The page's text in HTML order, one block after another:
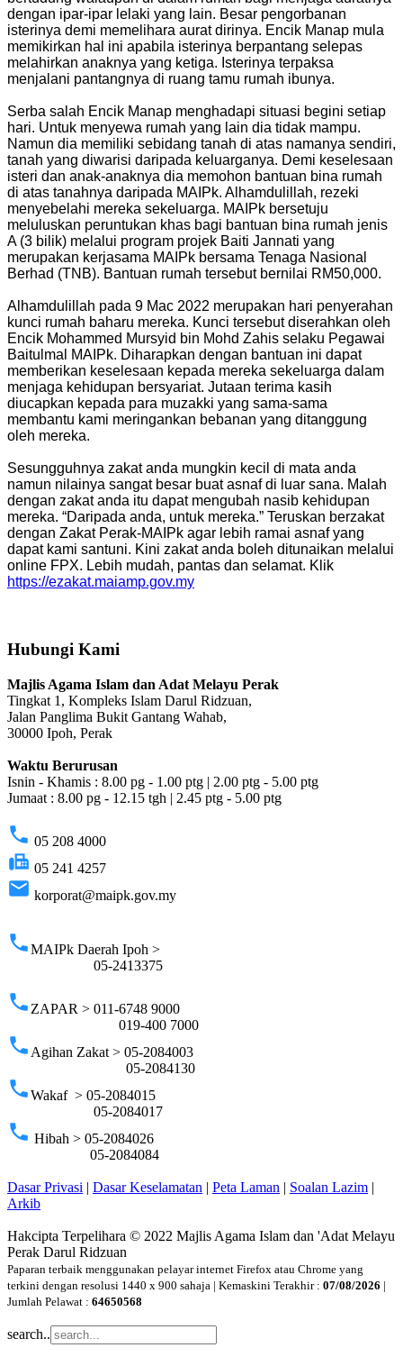
dengan ipar-ipar lelaki yang lain. Besar pengorbanan
isterinya demi memelihara aurat dirinya. Encik Manap mula
memikirkan hal ini apabila isterinya berpantang selepas
melahirkan anaknya yang ketiga. Isterinya terpaksa
menjalani pantangnya di ruang tamu rumah ibunya.
Serba salah Encik Manap menghadapi situasi begini setiap
hari. Untuk menyewa rumah yang lain dia tidak mampu.
Namun dia memiliki sebidang tanah di atas namanya sendiri,
tanah yang diwarisi daripada keluarganya. Demi keselesaan
isteri dan anak-anaknya dia memohon bantuan bina rumah
di atas tanahnya daripada MAIPk. Alhamdulillah, rezeki
menyebelahi mereka sekeluarga. MAIPk bersetuju
meluluskan peruntukan khas bagi bantuan bina rumah jenis
A (3 bilik) melalui program projek Baiti Jannati yang
merupakan kerjasama MAIPk bersama Tenaga Nasional
Berhad (TNB). Bantuan rumah tersebut bernilai RM50,000.
Alhamdulillah pada 9 Mac 2022 merupakan hari penyerahan
kunci rumah baharu mereka. Kunci tersebut diserahkan oleh
Encik Mohammed Mursyid bin Mohd Zahis selaku Pegawai
Baitulmal MAIPk. Diharapkan dengan bantuan ini dapat
memberikan keselesaan kepada mereka sekeluarga dalam
menjaga kehidupan bersyariat. Jutaan terima kasih
diucapkan kepada para muzakki yang sama-sama
membantu kami meringankan bebanan yang ditanggung
oleh mereka.
Sesungguhnya zakat anda mungkin kecil di mata anda
namun nilainya sangat besar buat asnaf di luar sana. Malah
dengan zakat anda itu dapat mengubah nasib kehidupan
mereka. “Daripada anda, untuk mereka.” Teruskan berzakat
dengan Zakat Perak-MAIPk agar lebih ramai asnaf yang
dapat kami santuni. Kini zakat anda boleh ditunaikan melalui
online FPX. Lebih mudah, pantas dan selamat. Klik
https://ezakat.maiamp.gov.my
Hubungi Kami
Majlis Agama Islam dan Adat Melayu Perak
Tingkat 1, Kompleks Islam Darul Ridzuan,
Jalan Panglima Bukit Gantang Wahab,
30000 Ipoh, Perak
Waktu Berurusan
Isnin - Khamis : 8.00 pg - 1.00 ptg | 2.00 ptg - 5.00 ptg
Jumaat : 8.00 pg - 12.15 tgh | 2.45 ptg - 5.00 ptg
phone 05 208 4000
fax 05 241 4257
email korporat@maipk.gov.my
phoneMAIPk Daerah Ipoh >
05-2413375
phone ZAPAR > 011-6748 9000
019-400 7000
phone Agihan Zakat > 05-2084003
05-2084130
phoneWakaf > 05-2084015
05-2084017
phone Hibah > 05-2084026
05-2084084
Dasar Privasi | Dasar Keselamatan | Peta Laman | Soalan Lazim |
Arkib
Hakcipta Terpelihara © 2022 Majlis Agama Islam dan 'Adat Melayu
Perak Darul Ridzuan
Paparan terbaik menggunakan pelayar internet Firefox atau Chrome yang
terkini dengan resolusi 1440 x 900 sahaja | Kemaskini Terakhir : 07/08/2026 |
Jumlah Pelawat : 64650568
search..